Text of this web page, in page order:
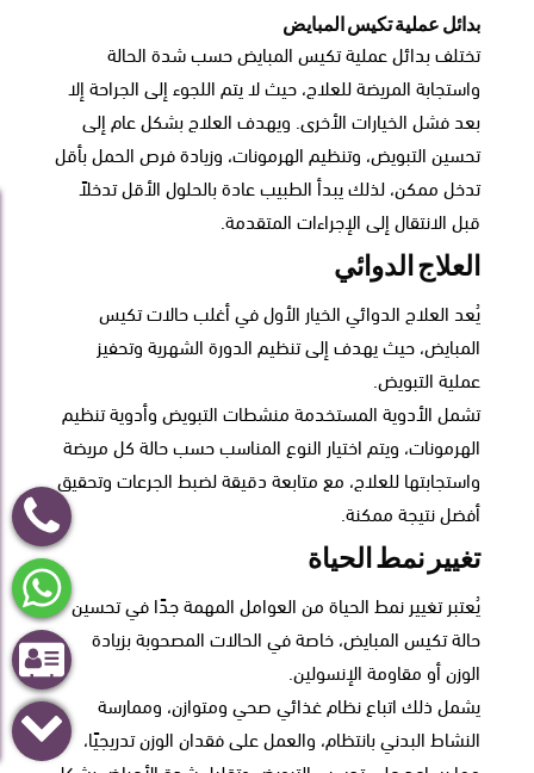
بدائل عملية تكيس المبايض
تختلف بدائل عملية تكيس المبايض حسب شدة الحالة
واستجابة المريضة للعلاج، حيث لا يتم اللجوء إلى الجراحة إلا
بعد فشل الخيارات الأخرى. ويهدف العلاج بشكل عام إلى
تحسين التبويض، وتنظيم الهرمونات، وزيادة فرص الحمل بأقل
تدخل ممكن، لذلك يبدأ الطبيب عادة بالحلول الأقل تدخلاً
قبل الانتقال إلى الإجراءات المتقدمة.
العلاج الدوائي
يُعد العلاج الدوائي الخيار الأول في أغلب حالات تكيس
المبايض، حيث يهدف إلى تنظيم الدورة الشهرية وتحفيز
عملية التبويض.
تشمل الأدوية المستخدمة منشطات التبويض وأدوية تنظيم
الهرمونات، ويتم اختيار النوع المناسب حسب حالة كل مريضة
واستجابتها للعلاج، مع متابعة دقيقة لضبط الجرعات وتحقيق
أفضل نتيجة ممكنة.
تغيير نمط الحياة
يُعتبر تغيير نمط الحياة من العوامل المهمة جدًا في تحسين
حالة تكيس المبايض، خاصة في الحالات المصحوبة بزيادة
الوزن أو مقاومة الإنسولين.
يشمل ذلك اتباع نظام غذائي صحي ومتوازن، وممارسة
النشاط البدني بانتظام، والعمل على فقدان الوزن تدريجيًا،